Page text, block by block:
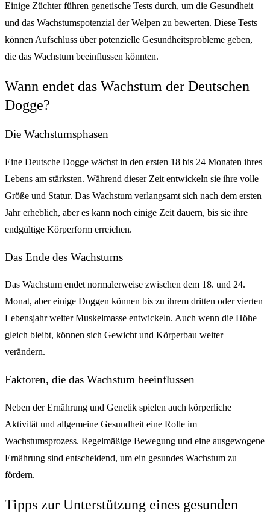
Einige Züchter führen genetische Tests durch, um die Gesundheit
und das Wachstumspotenzial der Welpen zu bewerten. Diese Tests
können Aufschluss über potenzielle Gesundheitsprobleme geben,
die das Wachstum beeinflussen könnten.
Wann endet das Wachstum der Deutschen
Dogge?
Die Wachstumsphasen
Eine Deutsche Dogge wächst in den ersten 18 bis 24 Monaten ihres
Lebens am stärksten. Während dieser Zeit entwickeln sie ihre volle
Größe und Statur. Das Wachstum verlangsamt sich nach dem ersten
Jahr erheblich, aber es kann noch einige Zeit dauern, bis sie ihre
endgültige Körperform erreichen.
Das Ende des Wachstums
Das Wachstum endet normalerweise zwischen dem 18. und 24.
Monat, aber einige Doggen können bis zu ihrem dritten oder vierten
Lebensjahr weiter Muskelmasse entwickeln. Auch wenn die Höhe
gleich bleibt, können sich Gewicht und Körperbau weiter
verändern.
Faktoren, die das Wachstum beeinflussen
Neben der Ernährung und Genetik spielen auch körperliche
Aktivität und allgemeine Gesundheit eine Rolle im
Wachstumsprozess. Regelmäßige Bewegung und eine ausgewogene
Ernährung sind entscheidend, um ein gesundes Wachstum zu
fördern.
Tipps zur Unterstützung eines gesunden